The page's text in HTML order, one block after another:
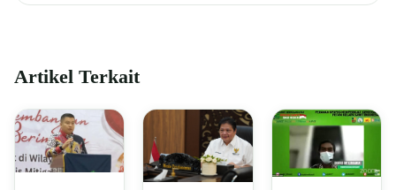
Artikel Terkait